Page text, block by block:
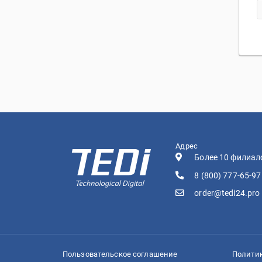
Адрес
Более 10
8 (800) 777-65-97
order@tedi24.pro
Пользовательское соглашение